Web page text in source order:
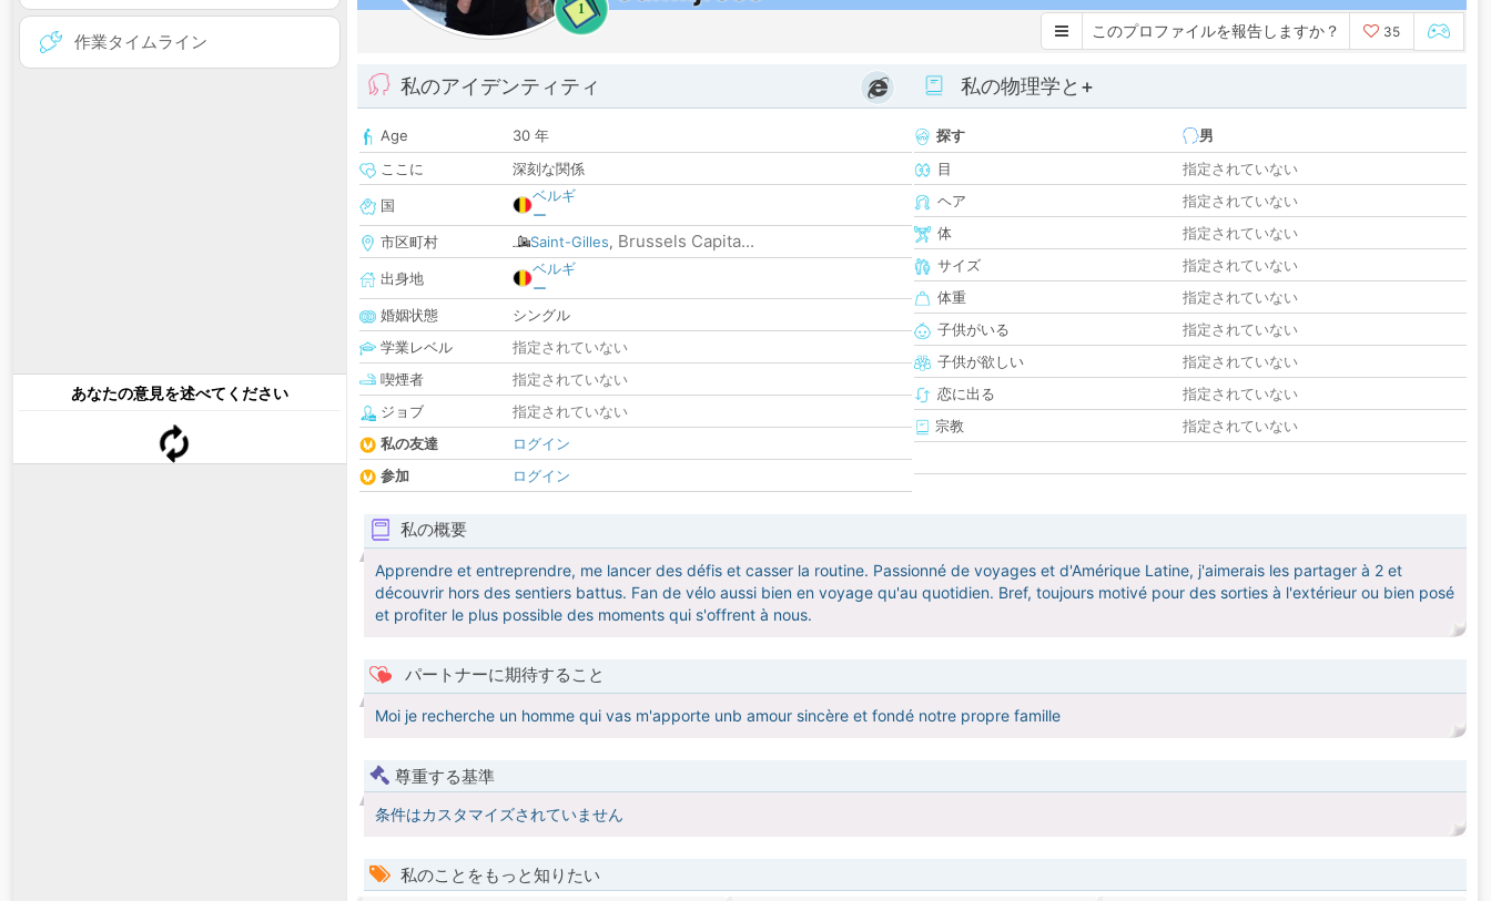
作業タイムライン
あなたの意見を述べてください
1
このプロファイルを報告しますか？ 35
私のアイデンティティ
Age
30 年
ここに
深刻な関係
国
ベルギ
ー
市区町村
Saint-Gilles, Brussels Capita...
出身地
ベルギ
ー
婚姻状態
シングル
学業レベル
指定されていない
喫煙者
指定されていない
ジョブ
指定されていない
私の友達
ログイン
参加
ログイン
私の物理学と+
探す
男
目
指定されていない
ヘア
指定されていない
体
指定されていない
サイズ
指定されていない
体重
指定されていない
子供がいる
指定されていない
子供が欲しい
指定されていない
恋に出る
指定されていない
宗教
指定されていない
私の概要
Apprendre et entreprendre, me lancer des défis et casser la routine. Passionné de voyages et d'Amérique Latine, j'aimerais les partager à 2 et
découvrir hors des sentiers battus. Fan de vélo aussi bien en voyage qu'au quotidien. Bref, toujours motivé pour des sorties à l'extérieur ou bien posé
et profiter le plus possible des moments qui s'offrent à nous.
パートナーに期待すること
Moi je recherche un homme qui vas m'apporte unb amour sincère et fondé notre propre famille
尊重する基準
条件はカスタマイズされていません
私のことをもっと知りたい